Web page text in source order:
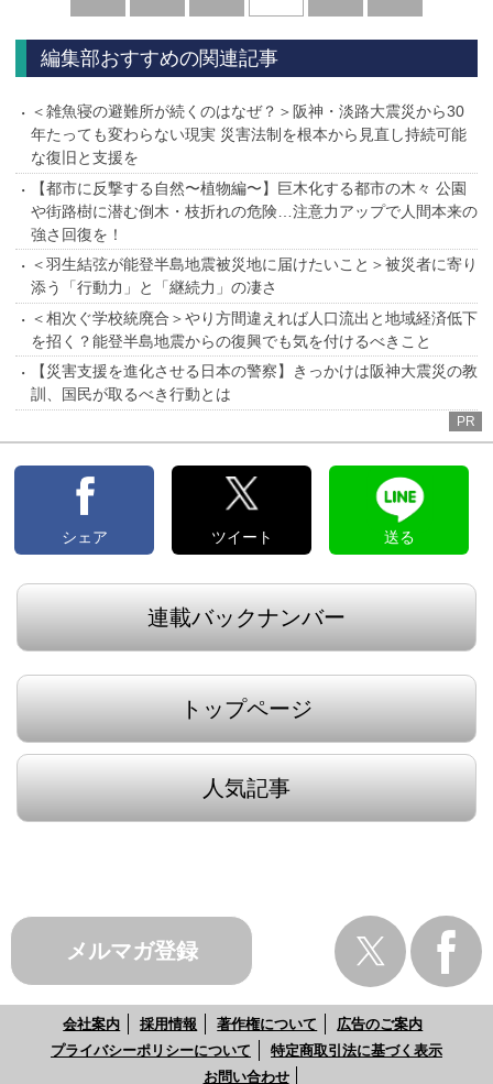
へ
へ
編集部おすすめの関連記事
＜雑魚寝の避難所が続くのはなぜ？＞阪神・淡路大震災から30
年たっても変わらない現実 災害法制を根本から見直し持続可能
な復旧と支援を
【都市に反撃する自然〜植物編〜】巨木化する都市の木々 公園
や街路樹に潜む倒木・枝折れの危険…注意力アップで人間本来の
強さ回復を！
＜羽生結弦が能登半島地震被災地に届けたいこと＞被災者に寄り
添う「行動力」と「継続力」の凄さ
＜相次ぐ学校統廃合＞やり方間違えれば人口流出と地域経済低下
を招く？能登半島地震からの復興でも気を付けるべきこと
【災害支援を進化させる日本の警察】きっかけは阪神大震災の教
訓、国民が取るべき行動とは
PR
シェア ツイート 送る
連載バックナンバー
トップページ
人気記事
メルマガ登録
会社案内 採用情報 著作権について
広告のご案内
プライバシーポリシーについて
特定商取引法に基づく表示
お問い合わせ